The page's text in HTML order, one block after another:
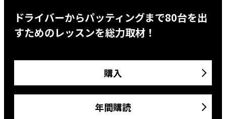
ドライバーからパッティングまで80台を出
すためのレッスンを総力取材！
購入
年間購読